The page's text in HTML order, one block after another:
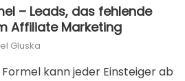
– Leads, das fehlende
Affiliate Marketing
Gluska
kann jeder Einsteiger ab